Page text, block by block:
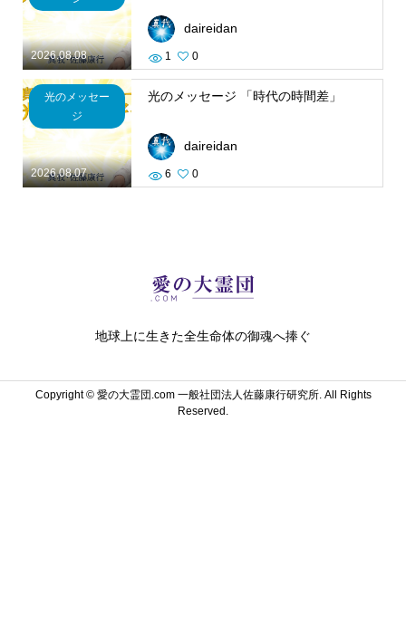
2026.08.08
daireidan
1 0
2026.08.07
光のメッセー
ジ
光のメッセージ 「時代の時間差」
daireidan
6 0
地球上に生きた全生命体の御魂へ捧ぐ
Copyright ©愛の大霊団.com 一般社団法人佐藤康行研究所. All Rights
Reserved.